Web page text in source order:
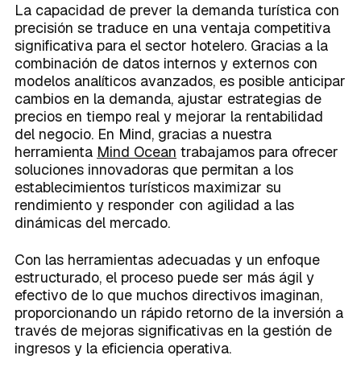
La capacidad de prever la demanda turística con
precisión se traduce en una ventaja competitiva
significativa para el sector hotelero. Gracias a la
combinación de datos internos y externos con
modelos analíticos avanzados, es posible anticipar
cambios en la demanda, ajustar estrategias de
precios en tiempo real y mejorar la rentabilidad
del negocio. En Mind, gracias a nuestra
herramienta Mind Ocean trabajamos para ofrecer
soluciones innovadoras que permitan a los
establecimientos turísticos maximizar su
rendimiento y responder con agilidad a las
dinámicas del mercado.
Con las herramientas adecuadas y un enfoque
estructurado, el proceso puede ser más ágil y
efectivo de lo que muchos directivos imaginan,
proporcionando un rápido retorno de la inversión a
través de mejoras significativas en la gestión de
ingresos y la eficiencia operativa.